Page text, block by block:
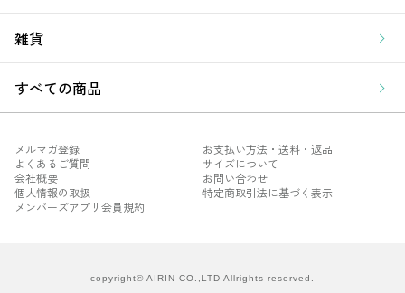
雑貨
すべての商品
メルマガ登録
お支払い方法・送料・返品
よくあるご質問
サイズについて
会社概要
お問い合わせ
個人情報の取扱
特定商取引法に基づく表示
メンバーズアプリ会員規約
copyright© AIRIN CO.,LTD Allrights reserved.